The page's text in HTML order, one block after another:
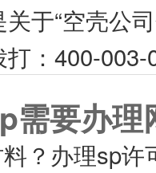
于“空壳公
：400-
需要办
？办理sp